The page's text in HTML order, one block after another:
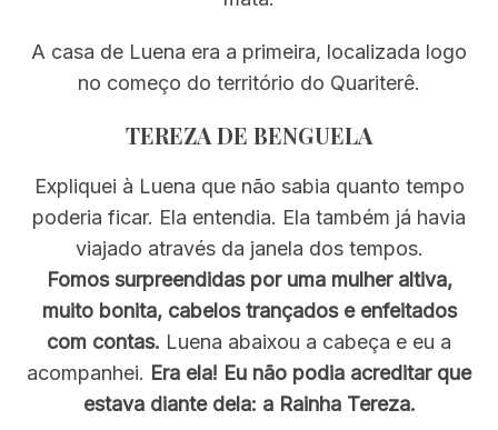
A casa de Luena era a primeira, localizada logo
no começo do território do Quariterê.
TEREZA DE BENGUELA
Expliquei à Luena que não sabia quanto tempo
poderia ficar. Ela entendia. Ela também já havia
viajado através da janela dos tempos.
Fomos surpreendidas por uma mulher altiva,
muito bonita, cabelos trançados e enfeitados
com contas. Luena abaixou a cabeça e eu a
acompanhei. Era ela! Eu não podia acreditar que
estava diante dela: a Rainha Tereza.